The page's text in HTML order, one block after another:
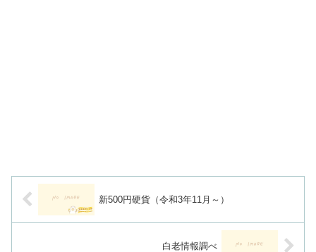
新500円硬貨（令和3年11月～）
白老情報調べ